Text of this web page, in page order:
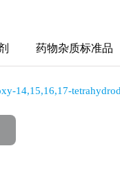
药物杂质标准品
14,15,16,17-